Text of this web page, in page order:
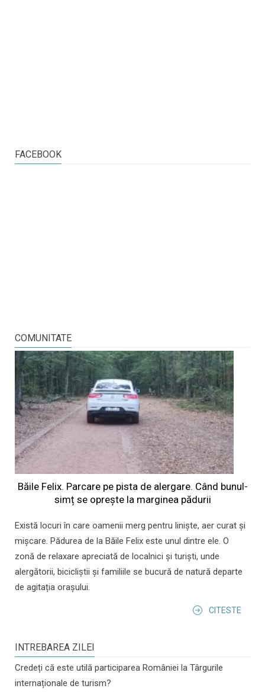
FACEBOOK
COMUNITATE
Băile Felix. Parcare pe pista de alergare. Când bunul-
simț se oprește la marginea pădurii
Există locuri în care oamenii merg pentru liniște, aer curat și
mișcare. Pădurea de la Băile Felix este unul dintre ele. O
zonă de relaxare apreciată de localnici și turiști, unde
alergătorii, bicicliștii și familiile se bucură de natură departe
de agitația orașului.
CITESTE
INTREBAREA ZILEI
Credeți că este utilă participarea României la Târgurile
internaționale de turism?